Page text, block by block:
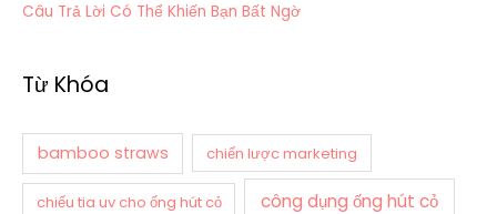
Câu Trả Lời Có Thể Khiến Bạn Bất Ngờ
Từ Khóa
bamboo straws chiến lược marketing
chiếu tia uv cho ống hút cỏ công dụng ống hút cỏ